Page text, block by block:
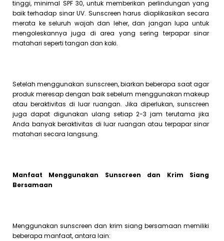
tinggi, minimal SPF 30, untuk memberikan perlindungan yang
baik terhadap sinar UV. Sunscreen harus diaplikasikan secara
merata ke seluruh wajah dan leher, dan jangan lupa untuk
mengoleskannya juga di area yang sering terpapar sinar
matahari seperti tangan dan kaki.
Setelah menggunakan sunscreen, biarkan beberapa saat agar
produk meresap dengan baik sebelum menggunakan makeup
atau beraktivitas di luar ruangan. Jika diperlukan, sunscreen
juga dapat digunakan ulang setiap 2-3 jam terutama jika
Anda banyak beraktivitas di luar ruangan atau terpapar sinar
matahari secara langsung.
Manfaat Menggunakan Sunscreen dan Krim Siang
Bersamaan
Menggunakan sunscreen dan krim siang bersamaan memiliki
beberapa manfaat, antara lain: